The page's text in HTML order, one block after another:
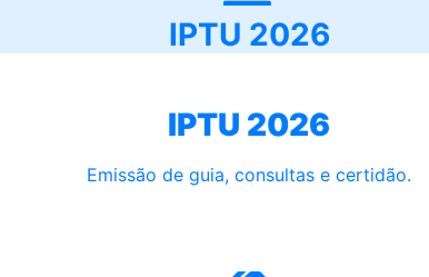
IPTU 2026
IPTU 2026
Emissão de guia, consultas e certidão.